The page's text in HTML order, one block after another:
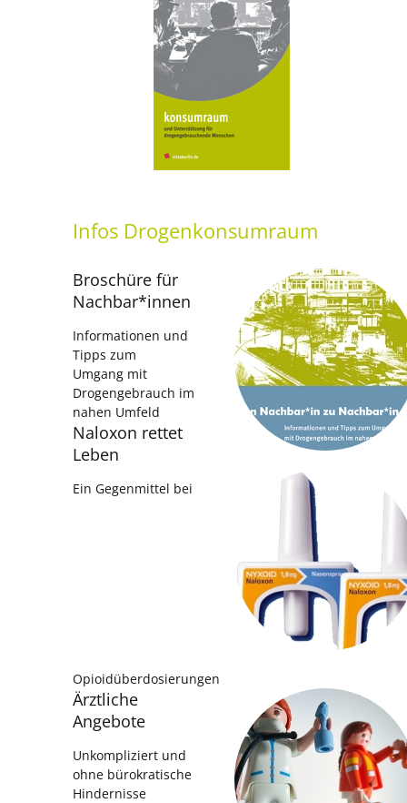
Infos Drogenkonsumraum
Broschüre für
Nachbar*innen
Informationen und
Tipps zum
Umgang mit
Drogengebrauch im
nahen Umfeld
Naloxon rettet
Leben
Ein Gegenmittel bei
Opioidüberdosierungen
Ärztliche
Angebote
Unkompliziert und
ohne bürokratische
Hindernisse